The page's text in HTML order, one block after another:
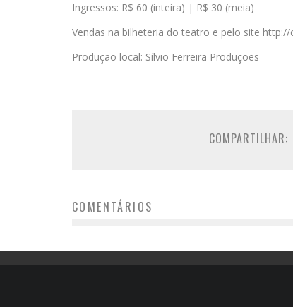
Ingressos: R$ 60 (inteira) | R$ 30 (meia)
Vendas na bilheteria do teatro e pelo site
Produção local: Sílvio Ferreira Produções
COMPARTILHAR:
COMENTÁRIOS